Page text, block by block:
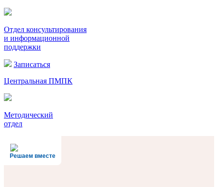
Отдел консультирования
и информационной
поддержки
Записаться
Центральная ПМПК
Методический
отдел
Решаем вместе